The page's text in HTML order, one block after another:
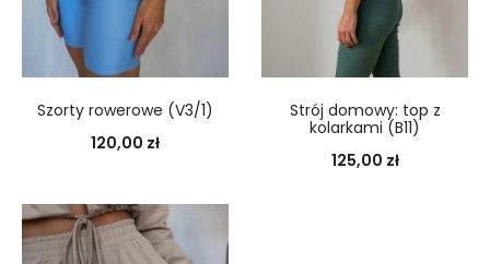
Szorty rowerowe (V3/1)
120,00 zł
Strój domowy: top z
kolarkami (B11)
125,00 zł